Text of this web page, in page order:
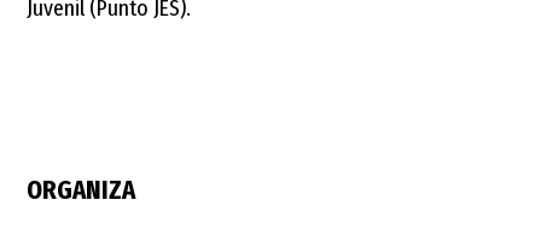
Juvenil (Punto JES).
ORGANIZA